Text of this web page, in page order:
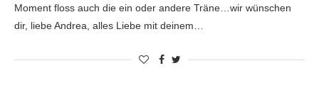
Moment floss auch die ein oder andere Träne…wir wünschen
dir, liebe Andrea, alles Liebe mit deinem…